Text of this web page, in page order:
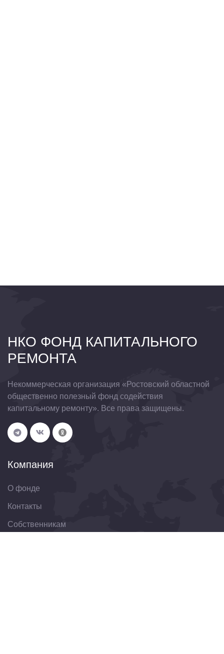
НКО ФОНД КАПИТАЛЬНОГО
РЕМОНТА
Некоммерческая организация «Ростовский областной
общественно полезный фонд содействия
капитальному ремонту». Все права защищены.
Компания
О фонде
Контакты
Собственникам